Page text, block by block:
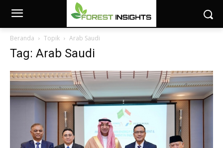
Beranda Topik Arab Saudi
Tag: Arab Saudi